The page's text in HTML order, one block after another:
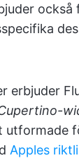
också
erbjuder
utformade
Apples